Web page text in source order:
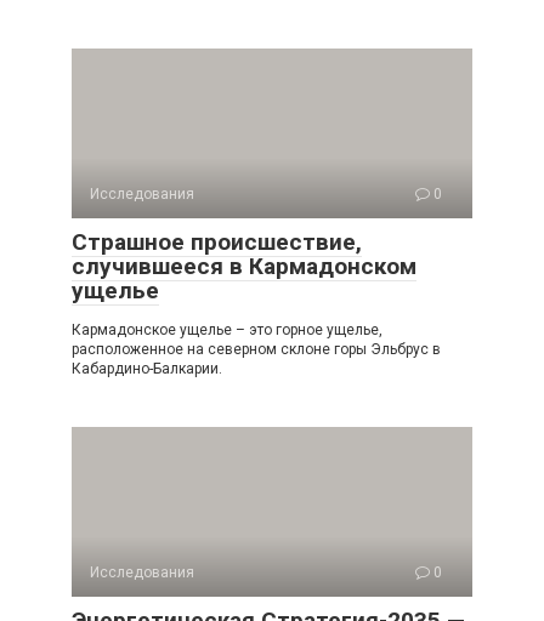
Исследования 0
Страшное происшествие,
случившееся в Кармадонском
ущелье
Кармадонское ущелье – это горное ущелье,
расположенное на северном склоне горы Эльбрус в
Кабардино-Балкарии.
Исследования 0